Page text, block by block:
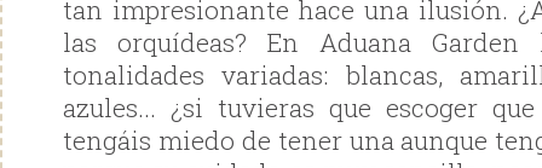
tan impresionante hace una ilusión.
las orquídeas? En Aduana
tonalidades variadas: blancas,
azules... ¿si tuvieras que escoger
tengáis miedo de tener una aunque